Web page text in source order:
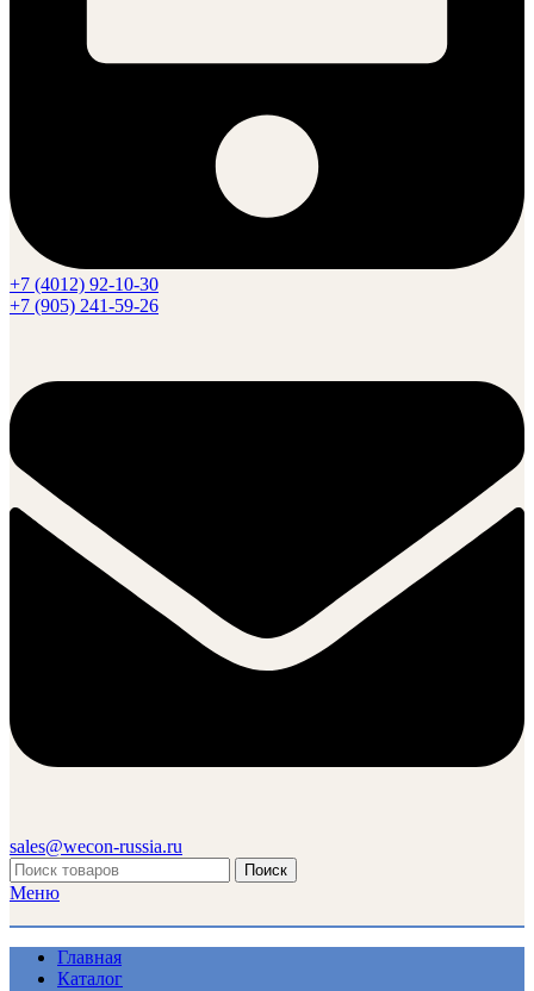
+7 (4012) 92-10-30
+7 (905) 241-59-26
sales@wecon-russia.ru
Поиск
Меню
Главная
Каталог